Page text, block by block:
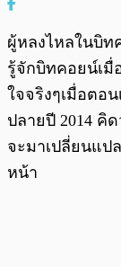
ผู้หลงไหลในบิท
รู้จักบิทคอยน์เมื่
ใจจริงๆเมื่อตอ
ปลายปี 2014 คิ
จะมาเปลี่ยนแป
หน้า